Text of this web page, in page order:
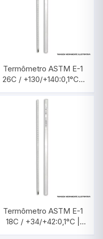
Termômetro ASTM E-1
26C / +130/+140:0,1°C |
Termômetro ASTM E-1
18C / +34/+42:0,1°C |